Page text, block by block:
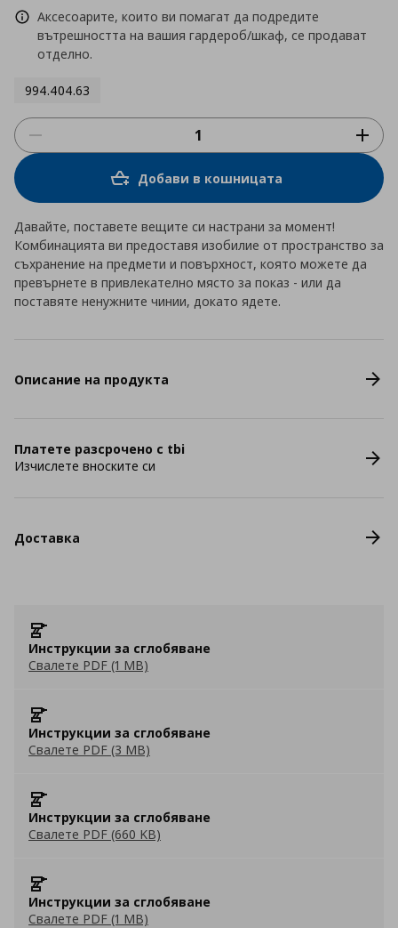
Аксесоарите, които ви помагат да подредите
вътрешността на вашия гардероб/шкаф, се продават
отделно.
994.404.63
Добави в кошницата
Давайте, поставете вещите си настрани за момент!
Комбинацията ви предоставя изобилие от пространство за
съхранение на предмети и повърхност, която можете да
превърнете в привлекателно място за показ - или да
поставяте ненужните чинии, докато ядете.
Описание на продукта
Платете разсрочено с tbi
Изчислете вноските си
Доставка
Инструкции за сглобяване
Свалете PDF (1 MB)
Инструкции за сглобяване
Свалете PDF (3 MB)
Инструкции за сглобяване
Свалете PDF (660 KB)
Инструкции за сглобяване
Свалете PDF (1 MB)